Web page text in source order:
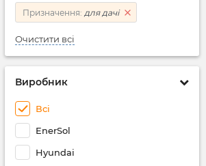
Призначення: для дачі
Очистити всі
Виробник
Всі
EnerSol
Hyundai